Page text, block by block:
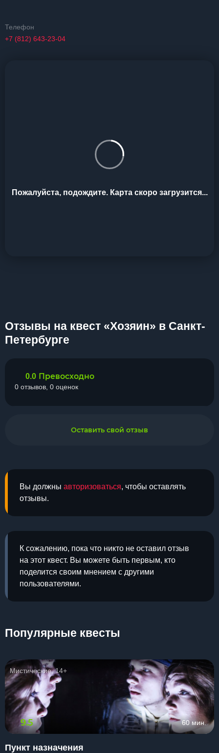
Телефон
+7 (812) 643-23-04
Пожалуйста, подождите. Карта скоро загрузится...
Отзывы на квест «Хозяин» в Санкт-
Петербурге
Вы должны авторизоваться, чтобы оставлять
отзывы.
К сожалению, пока что никто не оставил отзыв
на этот квест. Вы можете быть первым, кто
поделится своим мнением с другими
пользователями.
0.0 Превосходно
0 отзывов, 0 оценок
Оставить свой отзыв
Популярные квесты
Мистические, 14+
9.5 60 мин.
Пункт назначения